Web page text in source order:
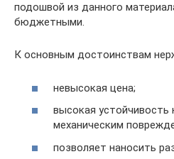
подошвой из данного
бюджетными.
К основным достоинствам
невысокая цена;
высокая устойчивость
механическим
позволяет наносить